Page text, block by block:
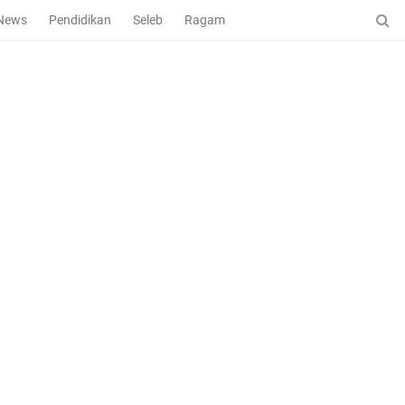
Pendidikan Seleb Ragam Liga 1